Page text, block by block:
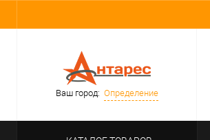
Ваш город: Определение